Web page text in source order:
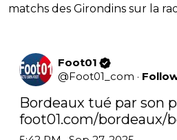
matchs des Girondins sur la
Foot01
@Foot01_com ·
foot01.com/bordeaux/